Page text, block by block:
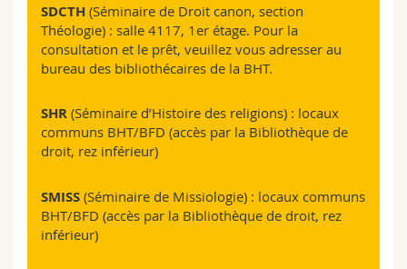
SDCTH (Séminaire de Droit canon, section
Théologie) : salle 4117, 1er étage. Pour la
consultation et le prêt, veuillez vous adresser au
bureau des bibliothécaires de la BHT.
SHR (Séminaire d’Histoire des religions) : locaux
communs BHT/BFD (accès par la Bibliothèque de
droit, rez inférieur)
SMISS (Séminaire de Missiologie) : locaux communs
BHT/BFD (accès par la Bibliothèque de droit, rez
inférieur)